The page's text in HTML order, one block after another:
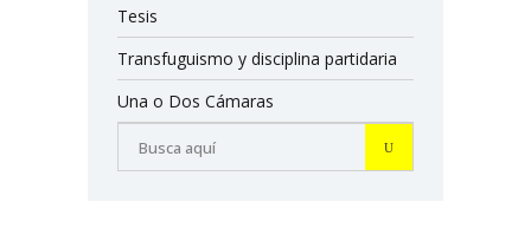
Tesis
Transfuguismo y disciplina partidaria
Una o Dos Cámaras